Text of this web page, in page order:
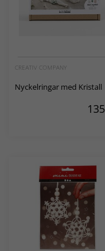
CREATIV COMPANY
Nyckelringar med Kristall
135